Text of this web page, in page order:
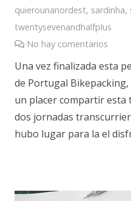
quierounanordest, sardinha,
twentysevenandhalfplus
No hay comentarios
Una vez finalizada esta
de Portugal
un placer compartir esta
dos jornadas
hubo lugar para la el